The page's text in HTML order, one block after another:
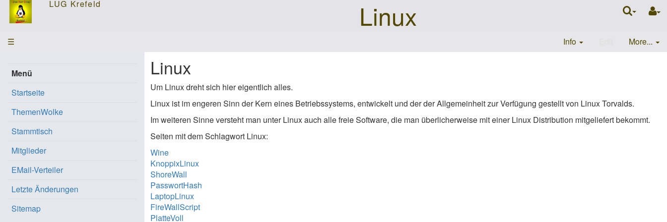
Linux
☰ Info More...
Linux
Um Linux dreht sich hier eigentlich alles.
Linux ist im engeren Sinn der Kern eines Betriebssystems, entwickelt und der der Allgemeinheit zur Verfügung gestellt von Linux Torvalds.
Im weiteren Sinne versteht man unter Linux auch alle freie Software, die man überlicherweise mit einer Linux Distribution mitgeliefert bekommt.
Seiten mit dem Schlagwort Linux:
Wine
KnoppixLinux
ShoreWall
PasswortHash
LaptopLinux
FireWallScript
PlatteVoll
Menü
Startseite
ThemenWolke
Stammtisch
Mitglieder
EMail-Verteiler
Letzte Änderungen
Sitemap